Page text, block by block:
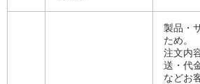
製品・
ため。
注文内
送・代
などお